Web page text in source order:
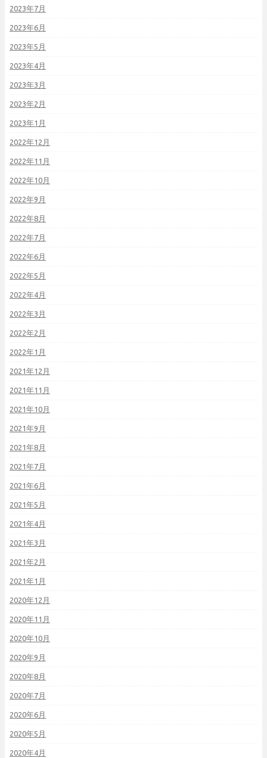
2023年7月
2023年6月
2023年5月
2023年4月
2023年3月
2023年2月
2023年1月
2022年12月
2022年11月
2022年10月
2022年9月
2022年8月
2022年7月
2022年6月
2022年5月
2022年4月
2022年3月
2022年2月
2022年1月
2021年12月
2021年11月
2021年10月
2021年9月
2021年8月
2021年7月
2021年6月
2021年5月
2021年4月
2021年3月
2021年2月
2021年1月
2020年12月
2020年11月
2020年10月
2020年9月
2020年8月
2020年7月
2020年6月
2020年5月
2020年4月